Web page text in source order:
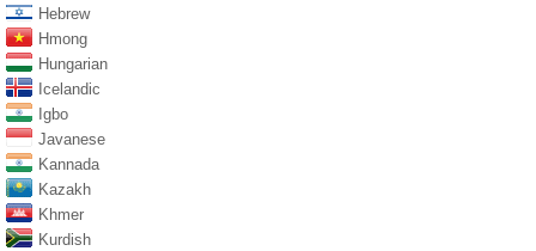
Hebrew
Hmong
Hungarian
Icelandic
Igbo
Javanese
Kannada
Kazakh
Khmer
Kurdish